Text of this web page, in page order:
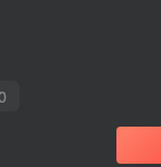
隐私声明